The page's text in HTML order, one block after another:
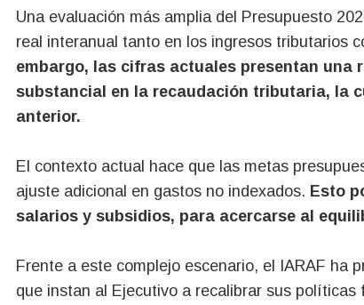
Una evaluación más amplia del Presupuesto
real interanual tanto en los ingresos tributarios
embargo, las cifras actuales presentan una
substancial en la recaudación tributaria, la
anterior.
El contexto actual hace que las metas
ajuste adicional en gastos no indexados. Esto
salarios y subsidios, para acercarse al
Frente a este complejo escenario, el IARAF ha
que instan al Ejecutivo a recalibrar sus políticas